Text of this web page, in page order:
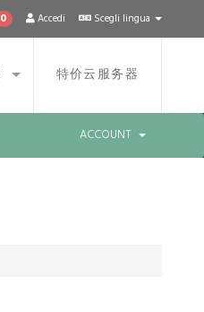
Scegli lingua
Accedi
0
特价云服务器
ACCOUNT